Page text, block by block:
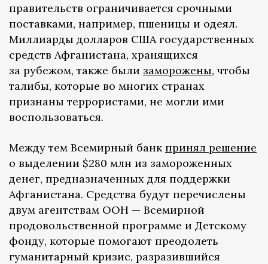
правительств ограничивается срочными
поставками, например, пшеницы и одеял.
Миллиарды долларов США государственных
средств Афганистана, хранящихся
за рубежом, также были заморожены, чтобы
талибы, которые во многих странах
признаны террористами, не могли ими
воспользоваться.
Между тем Всемирный банк принял решение
о выделении $280 млн из замороженных
денег, предназначенных для поддержки
Афганистана. Средства будут перечислены
двум агентствам ООН — Всемирной
продовольственной программе и Детскому
фонду, которые помогают преодолеть
гуманитарный кризис, разразившийся